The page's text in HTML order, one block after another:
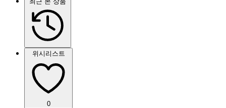
위시리스트
0